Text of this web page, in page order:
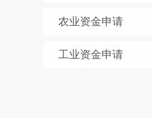
农业资金申请
工业资金申请